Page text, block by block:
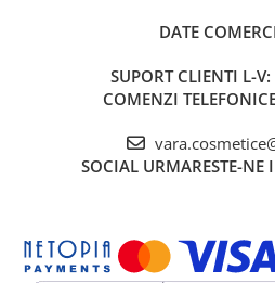
DATE
SUPORT CLIENTI L-
COMENZI
SOCIAL URMARESTE-